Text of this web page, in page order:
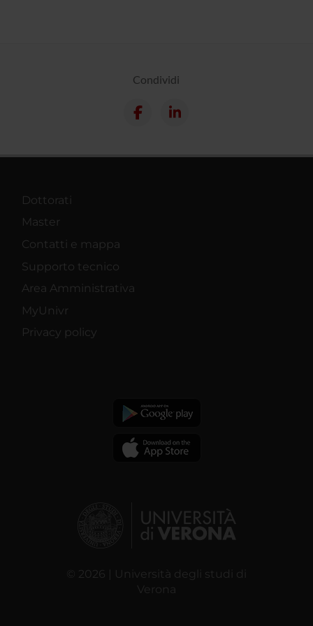
Condividi
Dottorati
Master
Contatti e mappa
Supporto tecnico
Area Amministrativa
MyUnivr
Privacy policy
© 2026 | Università degli studi di
Verona